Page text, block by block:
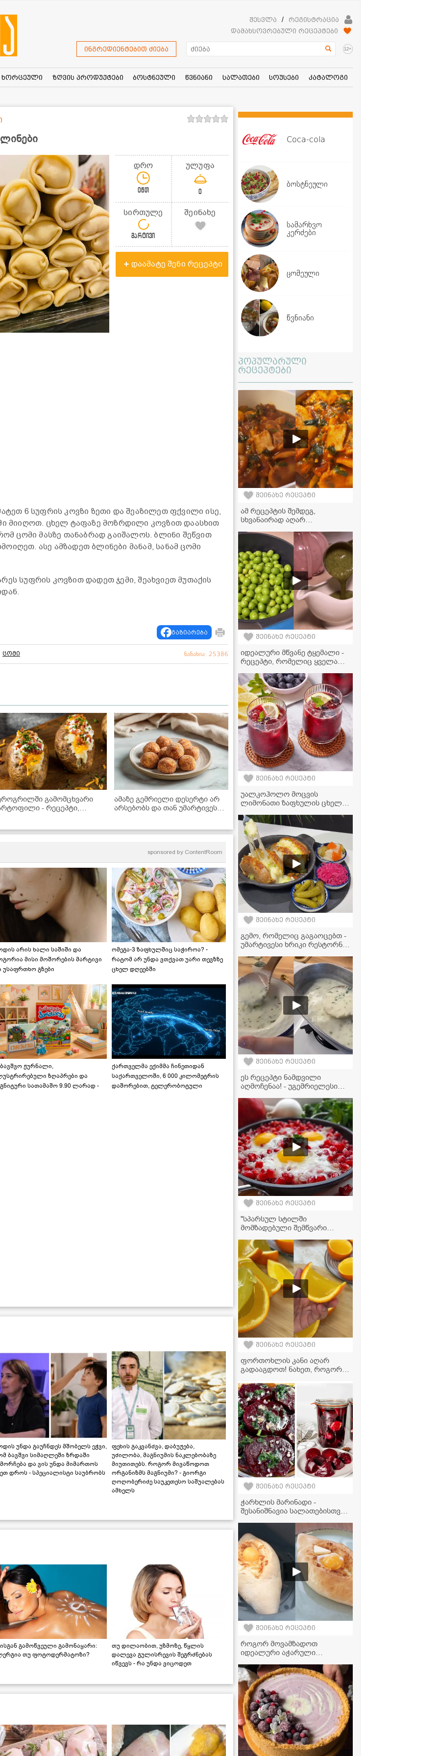
შესვლა /
რეგისტრაცია
დამახსოვრებული რეცეპტები
ინგრედიენტებით ძიება 12+
ხორცეული ზღვის პროდუქტები ბოსტნეული წვნიანი სალათები სოუსები კატალოგი
დრო
0წთ
ულუფა
0
სირთულე
მარტივი
შეინახე
დაამატე შენი რეცეპტი
6 სუფრის კოვზი ზეთი და შეაზილეთ ფქვილი ისე,
მიიღოთ. ცხელ ტაფაზე მოზრდილი კოვზით დაასხით
ცომი მასზე თანაბრად გაიშალოს. ბლინი შეწვით
ასე ამზადეთ ბლინები მანამ, სანამ ცომი
სუფრის კოვზით დადეთ ჯემი, შეახვიეთ მუთაქის
გაზიარება
ცომი ნანახია: 25386
გამომცხვარი
- რეცეპტი,
ამაზე გემრიელი დესერტი არ
არსებობს და თან უმარტივესად
sponsored by ContentRoom
არის ხალი საშიში და
მისი მოშორების მარტივი
უსაფრთხო გზები
ომეგა-3 ზაფხულშიც საჭიროა? -
რატომ არ უნდა ვთქვათ უარი თევზზე
ცხელ დღეებში
ჟურნალი,
ზღაპრები და
სათამაშო 9.90 ლარად -
ქართველმა ექიმმა ჩინეთიდან
საქართველოში, 6 000 კილომეტრის
დაშორებით, ტელერობოტული
უნდა გაუჩნდეს მშობელს ეჭვი,
ბავშვი სიმაღლეში ზრდაში
და ვის უნდა მიმართოს
დროს - სპეციალისტი საუბრობს
ფეხის გაკვანძვა, დაბუჟება,
უძილობა, მაგნიუმის ნაკლებობაზე
მიუთითებს. როგორ მივაწოდოთ
ორგანიზმს მაგნიუმი? - გიორგი
ღოღობერიძე საუკეთესო საშუალებას
ამხელს
გამოწვეული გამონაყარი:
თუ ფოტოდერმატოზი?
თუ დილაობით, უზმოზე, წყლის
დალევა გულისრევის შეგრძნებას
იწვევს - რა უნდა ვიცოდეთ
Coca-cola
ბოსტნეული
სამარხვო
კერძები
ცომეული
წვნიანი
პოპულარული
რეცეპტები
შეინახე რეცეპტი
ამ რეცეპტის შემდეგ,
სხვანაირად აღარ
სოკოს ჩაშუშული
შეინახე რეცეპტი
იდეალური მწვანე ტყემალი -
რეცეპტი, რომელიც ყველა
შეინახე რეცეპტი
უალკოჰოლო მოცვის
ლიმონათი ზაფხულის ცხელი
წუთში!
შეინახე რეცეპტი
გემო, რომელიც გაგაოცებთ -
უმარტივესი ხრიკი რესტორნის
კარტოფილისთვის
შეინახე რეცეპტი
ეს რეცეპტი ნამდვილი
აღმოჩენაა! - უგემრიელესი
შეინახე რეცეპტი
"სპარსულ სტილში
მომზადებული შემწვარი
სასწაული გემო აქვს!" -
ვიდეორეცეპტი
შეინახე რეცეპტი
ფორთოხლის კანი აღარ
გადააგდოთ! ნახეთ, როგორ
გემრიელ დესერტად
შეინახე რეცეპტი
ჭარხლის მარინადი -
შესანიშნავია სალათებისთვის,
ქილიდან მისართმევად
შეინახე რეცეპტი
როგორ მოვამზადოთ
იდეალური აჭარული
მარტივი და გემრიელი
რეცეპტი